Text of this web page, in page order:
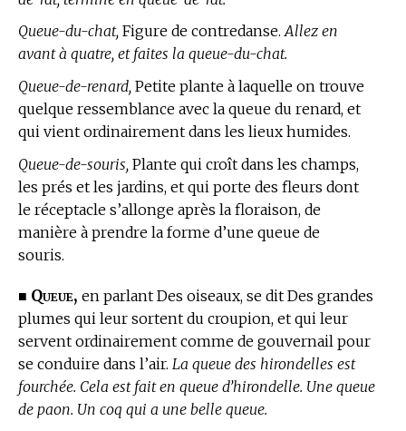
Queue-du-chat, Figure de contredanse.Allez en
avant à quatre, et faites la queue-du-chat.
Queue-de-renard, Petite plante à laquelle on trouve
quelque ressemblance avec la queue du renard, et
qui vient ordinairement dans les lieux humides.
Queue-de-souris, Plante qui croît dans les champs,
les prés et les jardins, et qui porte des fleurs dont
le réceptacle s’allonge après la floraison, de
manière à prendre la forme d’une queue de
souris.
■ Queue, en parlant Des oiseaux, se dit Des grandes
plumes qui leur sortent du croupion, et qui leur
servent ordinairement comme de gouvernail pour
se conduire dans l’air. La queue des hirondelles est
fourchée. Cela est fait en queue d’hirondelle. Une queue
de paon. Un coq qui a une belle queue.